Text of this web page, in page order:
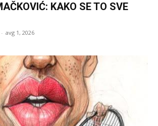
KAKO SE TO SVE
- avg 1, 2026